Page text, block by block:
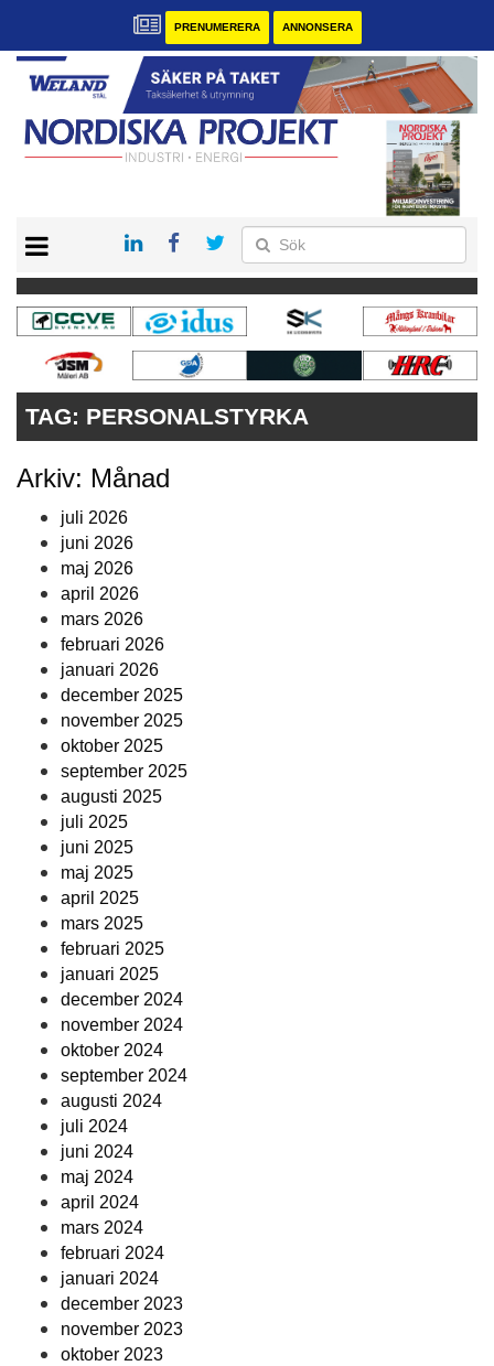
PRENUMERERA ANNONSERA
KONTAKT
VÅRA ANDRA MAGASIN
PRENUMERERA
ANNONSERA
TAG: PERSONALSTYRKA
Arkiv: Månad
juli 2026
juni 2026
maj 2026
april 2026
mars 2026
februari 2026
januari 2026
december 2025
november 2025
oktober 2025
september 2025
augusti 2025
juli 2025
juni 2025
maj 2025
april 2025
mars 2025
februari 2025
januari 2025
december 2024
november 2024
oktober 2024
september 2024
augusti 2024
juli 2024
juni 2024
maj 2024
april 2024
mars 2024
februari 2024
januari 2024
december 2023
november 2023
oktober 2023